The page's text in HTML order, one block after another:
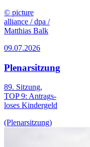
© picture
alliance / dpa /
Matthias Balk
09.07.2026
Plenarsitzung
89. Sitzung,
TOP 9: Antrags­
loses Kinder­geld
(Plenarsitzung)